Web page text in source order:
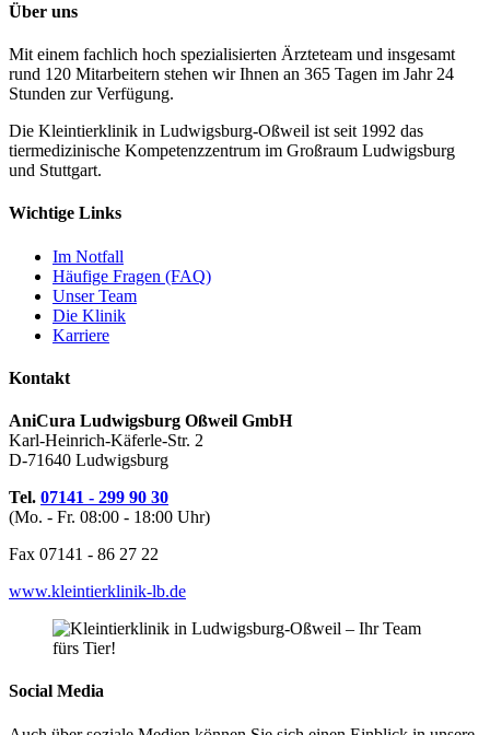
Über uns
Mit einem fachlich hoch spezialisierten Ärzteteam und insgesamt
rund 120 Mitarbeitern stehen wir Ihnen an 365 Tagen im Jahr 24
Stunden zur Verfügung.
Die Kleintierklinik in Ludwigsburg-Oßweil ist seit 1992 das
tiermedizinische Kompetenzzentrum im Großraum Ludwigsburg
und Stuttgart.
Wichtige Links
Im Notfall
Häufige Fragen (FAQ)
Unser Team
Die Klinik
Karriere
Kontakt
AniCura Ludwigsburg Oßweil GmbH
Karl-Heinrich-Käferle-Str. 2
D-71640 Ludwigsburg
Tel. 07141 - 299 90 30
(Mo. - Fr. 08:00 - 18:00 Uhr)
Fax 07141 - 86 27 22
www.kleintierklinik-lb.de
Social Media